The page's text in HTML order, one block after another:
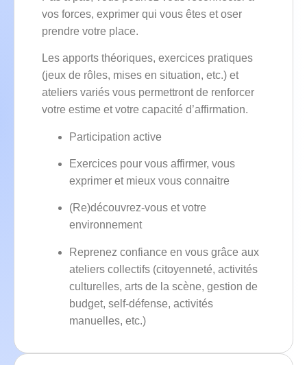
vos forces, exprimer qui vous êtes et oser
prendre votre place.
Les apports théoriques, exercices pratiques
(jeux de rôles, mises en situation, etc.) et
ateliers variés vous permettront de renforcer
votre estime et votre capacité d’affirmation.
Participation active
Exercices pour vous affirmer, vous
exprimer et mieux vous connaitre
(Re)découvrez-vous et votre
environnement
Reprenez confiance en vous grâce aux
ateliers collectifs (citoyenneté, activités
culturelles, arts de la scène, gestion de
budget, self-défense, activités
manuelles, etc.)